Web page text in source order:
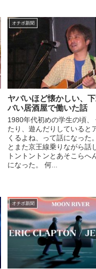
オチボ新聞
ヤバいほど懐かしい、
バい居酒屋で働いた話
1980年代初めの学生の頃、
たり、遊んだりしていると
くるよね、って話になった
とまた京王線乗りながら話
トントントンとあそこらへ
になった。 何...
オチボ新聞